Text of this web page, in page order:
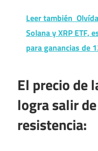
Leer también
Solana y XRP ETF,
para ganancias de
El precio de
logra salir
resistencia: